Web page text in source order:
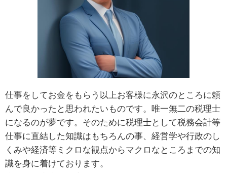
仕事をしてお金をもらう以上お客様に永沢のところに頼
んで良かったと思われたいものです。唯一無二の税理士
になるのが夢です。そのために税理士として税務会計等
仕事に直結した知識はもちろんの事、経営学や行政のし
くみや経済等ミクロな観点からマクロなところまでの知
識を身に着けております。